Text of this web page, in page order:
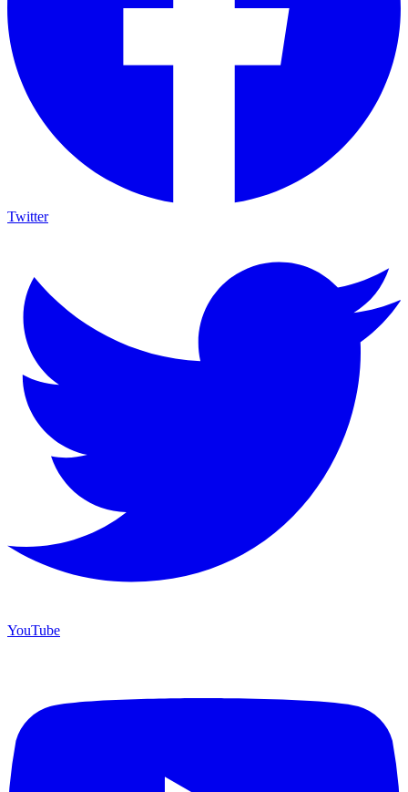
Twitter
YouTube